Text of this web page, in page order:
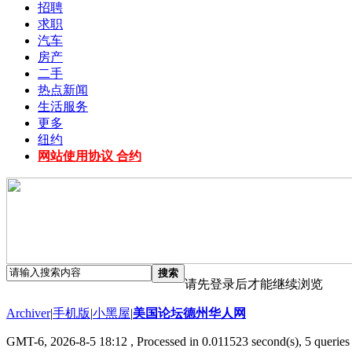
招聘
求职
汽车
房产
二手
热点新闻
生活服务
更多
纽约
网站使用协议 合约
搜索
请先登录后才能继续浏览
Archiver|手机版|小黑屋|美国论坛德州华人网
GMT-6, 2026-8-5 18:12 , Processed in 0.011523 second(s), 5 queries